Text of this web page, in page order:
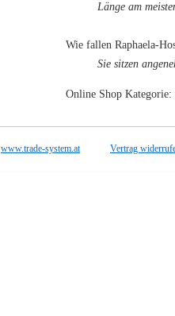
Länge am
Wie fallen Raphaela-
Sie sitzen
Online Shop
www.trade-system.at Vertrag